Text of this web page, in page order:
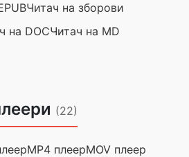
Читач на зборови
на DOCЧитач на MD
(22)
MP4 плеерMOV плеер